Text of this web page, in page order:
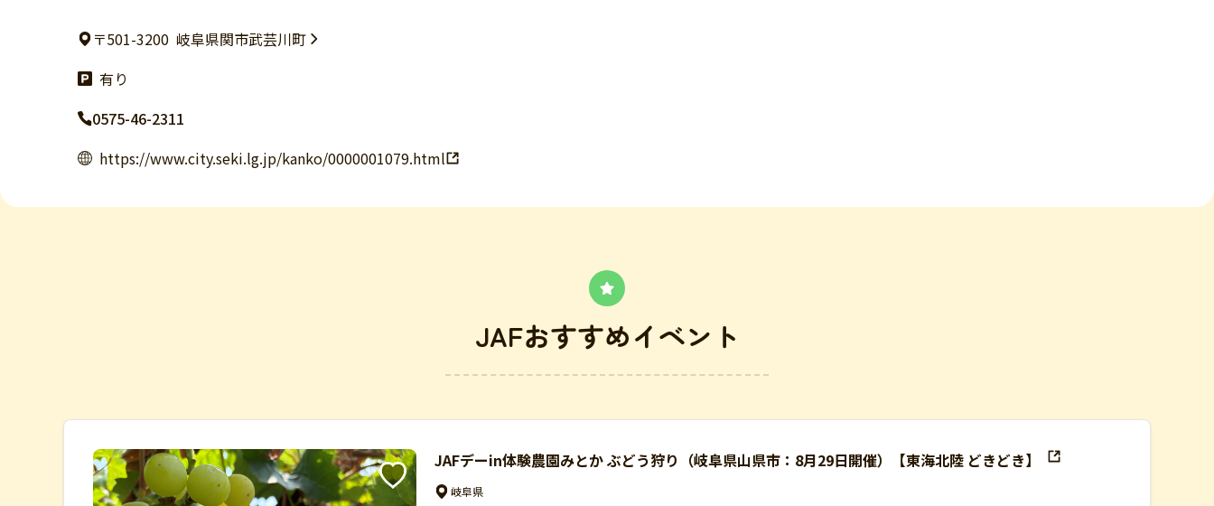
〒501-3200 岐阜県関市武芸川町
有り
0575-46-2311
https://www.city.seki.lg.jp/kanko/0000001079.html
JAFおすすめイベント
JAFデーin体験農園みとか ぶどう狩り（岐阜県山県市：8月29日開催）【東海北陸 どきどき】
岐阜県